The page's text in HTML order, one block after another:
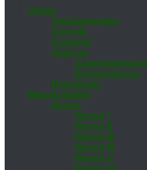
Ver­ein
Trai­nings­zei­ten
Chro­nik
Vor­stand
Sat­zung
Ju­gend­ord­nung
Eh­ren­ord­nung
Down­loads
Mann­schaf­ten
Her­ren
Her­ren I
Her­ren II
Her­ren III
Her­ren IV
Her­ren V